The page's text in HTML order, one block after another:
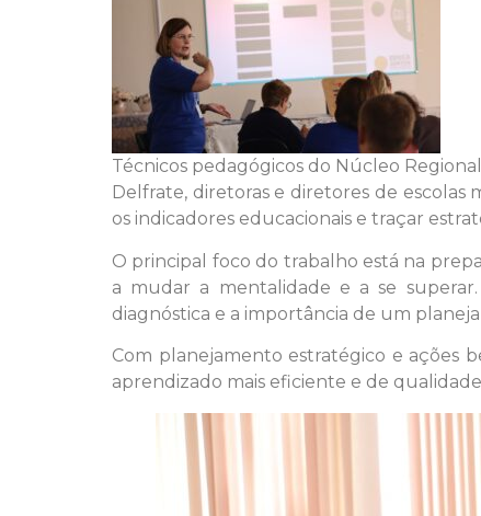
Técnicos pedagógicos do Núcleo
Delfrate, diretoras e diretores de escolas
os indicadores educacionais e traçar
O principal foco do trabalho está na
a mudar a mentalidade e a se
diagnóstica e a importância de um
Com planejamento estratégico e ações
aprendizado mais eficiente e de